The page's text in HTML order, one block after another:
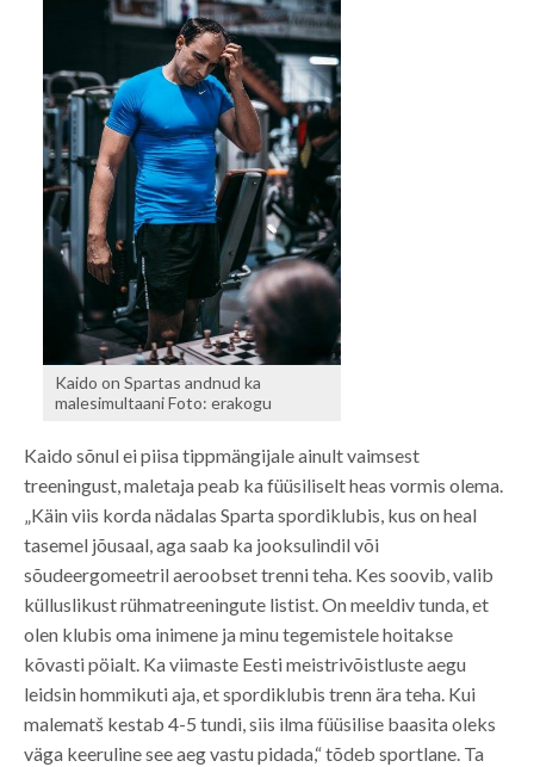
Kaido on Spartas andnud ka
malesimultaani Foto: erakogu
Kaido sõnul ei piisa tippmängijale ainult vaimsest
treeningust, maletaja peab ka füüsiliselt heas vormis olema.
„Käin viis korda nädalas Sparta spordiklubis, kus on heal
tasemel jõusaal, aga saab ka jooksulindil või
sõudeergomeetril aeroobset trenni teha. Kes soovib, valib
külluslikust rühmatreeningute listist. On meeldiv tunda, et
olen klubis oma inimene ja minu tegemistele hoitakse
kõvasti pöialt. Ka viimaste Eesti meistrivõistluste aegu
leidsin hommikuti aja, et spordiklubis trenn ära teha. Kui
malematš kestab 4-5 tundi, siis ilma füüsilise baasita oleks
väga keeruline see aeg vastu pidada,“ tõdeb sportlane. Ta